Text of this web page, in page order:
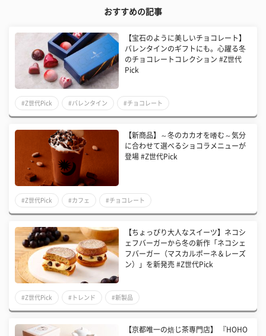
おすすめの記事
【宝石のように美しいチョコレート】
バレンタインのギフトにも。心躍る冬
のチョコレートコレクション #Z世代
Pick
#Z世代Pick #バレンタイン #チョコレート
【新商品】～冬のカカオを嗜む～気分
に合わせて選べるショコラメニューが
登場 #Z世代Pick
#Z世代Pick #カフェ #チョコレート
【ちょっぴり大人なスイーツ】ネコシ
ェフバーガーから冬の新作「ネコシェ
フバーガー（マスカルポーネ＆レーズ
ン）」を新発売 #Z世代Pick
#Z世代Pick #トレンド #新製品
【京都唯一の焙じ茶専門店】 『HOHO